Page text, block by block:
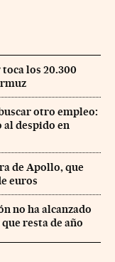
los 20.300
otro empleo:
al despido en
de Apollo, que
euros
no ha alcanzado
resta de año